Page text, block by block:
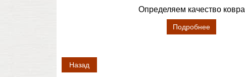
Определяем качество ковра
Подробнее
Назад